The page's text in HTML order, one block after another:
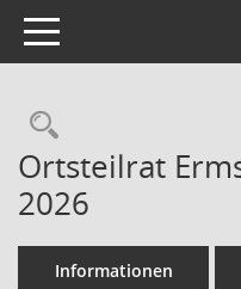
Toggle navigation
Ortsteilrat
2026
Informationen